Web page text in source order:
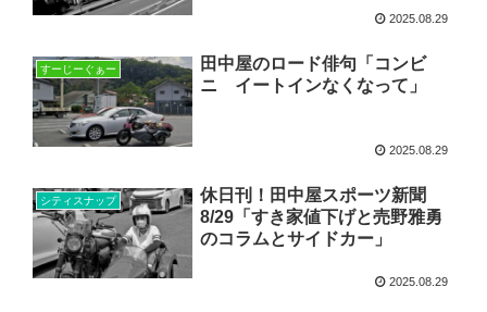
2025.08.29
すーじーぐぁー
田中屋のロード俳句「コンビ
ニ イートインなくなって」
2025.08.29
シティスナップ
休日刊！田中屋スポーツ新聞
8/29「すき家値下げと売野雅勇
のコラムとサイドカー」
2025.08.29